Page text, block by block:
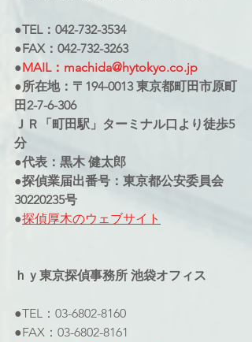
●TEL：042-732-3534
●FAX：042-732-3263
●MAIL：machida@hytokyo.co.jp
●所在地：〒194-0013 東京都町田市原町
田2-7-6-306
ＪＲ「町田駅」ターミナル口より徒歩5
分
●代表：黒木 健太郎
●探偵業届出番号：東京都公安委員会
30220235号
●探偵厚木のウェブサイト
ｈｙ東京探偵事務所 池袋オフィス
●TEL：03-6802-8160
●FAX：03-6802-8161